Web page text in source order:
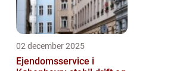
02 december 2025
Ejendomsservice i